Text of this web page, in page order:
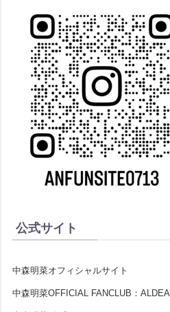
公式サイト
中森明菜オフィシャルサイト
中森明菜OFFICIAL FANCLUB：ALDEA